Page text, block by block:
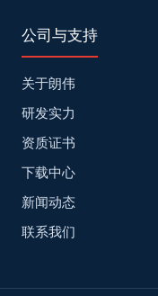
公司与支持
关于朗伟
研发实力
资质证书
下载中心
新闻动态
联系我们